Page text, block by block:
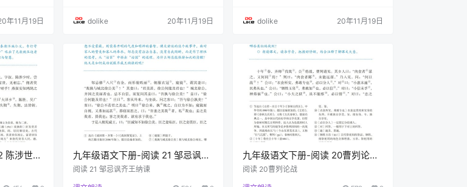
年11月19日 dolike 20年11月19日 dolike 20年11月19日
陈涉世家
九年级语文下册-阅读 21 邹忌讽齐
王纳谏 (P127-P128)
阅读 21 邹忌讽齐王纳谏
九年级语文下册-阅读 20曹刿论战
(P124-P126)
阅读 20曹刿论战